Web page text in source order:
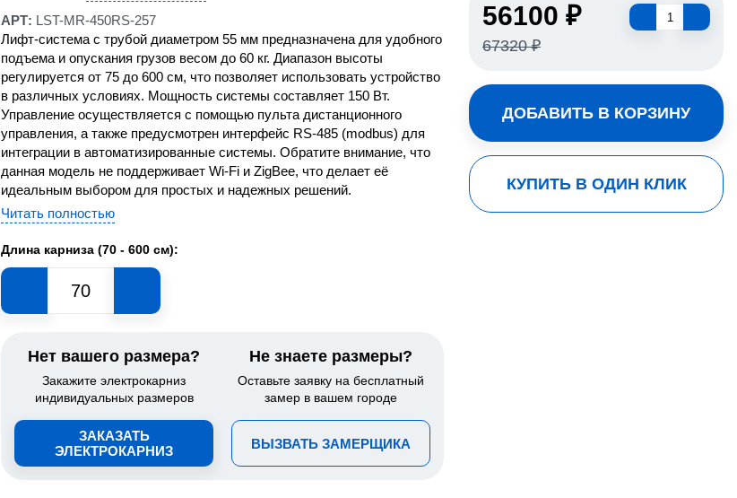
АРТ: LST-MR-450RS-257
Лифт-система с трубой диаметром 55 мм предназначена для удобного
подъема и опускания грузов весом до 60 кг. Диапазон высоты
регулируется от 75 до 600 см, что позволяет использовать устройство
в различных условиях. Мощность системы составляет 150 Вт.
Управление осуществляется с помощью пульта дистанционного
управления, а также предусмотрен интерфейс RS-485 (modbus) для
интеграции в автоматизированные системы. Обратите внимание, что
данная модель не поддерживает Wi-Fi и ZigBee, что делает её
идеальным выбором для простых и надежных решений.
Читать полностью
56100 ₽
67320 ₽
ДОБАВИТЬ В КОРЗИНУ
КУПИТЬ В ОДИН КЛИК
Длина карниза (70 - 600 см):
Нет вашего размера?
Закажите электрокарниз
индивидуальных размеров
ЗАКАЗАТЬ
ЭЛЕКТРОКАРНИЗ
Не знаете размеры?
Оставьте заявку на бесплатный
замер в вашем городе
ВЫЗВАТЬ ЗАМЕРЩИКА